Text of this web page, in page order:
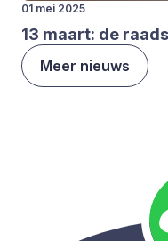
01 mei 2025
13 maart: de
Meer nieuws